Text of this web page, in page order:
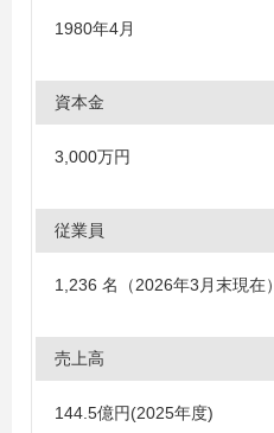
1980年4月
資本金
3,000万円
従業員
1,236 名（2026年3月末現在）
売上高
144.5億円(2025年度)